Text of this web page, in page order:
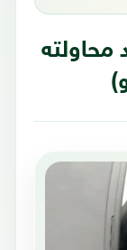
محاولته